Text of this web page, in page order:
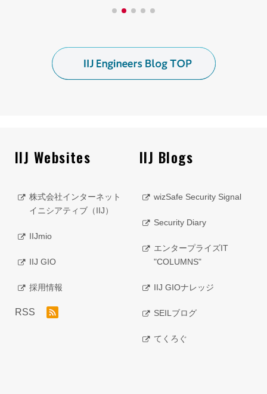
IIJ Websites
株式会社インターネット
イニシアティブ（IIJ）
IIJmio
IIJ GIO
採用情報
RSS
IIJ Blogs
wizSafe Security Signal
Security Diary
エンタープライズIT
"COLUMNS"
IIJ GIOナレッジ
SEILブログ
てくろぐ